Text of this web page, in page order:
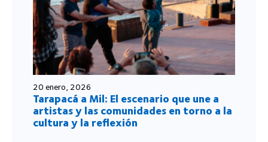
20 enero, 2026
Tarapacá a Mil: El escenario que une a
artistas y las comunidades en torno a la
cultura y la reflexión